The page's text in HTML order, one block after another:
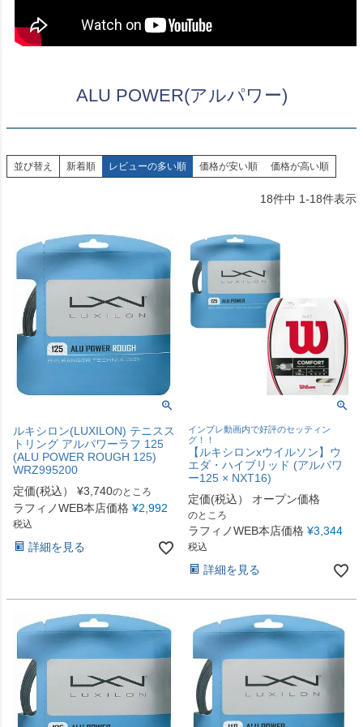
ALU POWER(アルパワー)
並び替え 新着順 レビューの多い順 価格が安い順 価格が高い順
18件中 1-18件表示
ルキシロン(LUXILON) テニスス
トリング アルパワーラフ 125
(ALU POWER ROUGH 125)
WRZ995200
定価(税込）
¥3,740のところ
ラフィノWEB本店価格 ¥2,992
税込
詳細を見る
インプレ動画内で好評のセッティン
グ！！
【ルキシロンxウイルソン】ウ
エダ・ハイブリッド (アルパワ
ー125 × NXT16)
定価(税込）
オープン価格
のところ
ラフィノWEB本店価格 ¥3,344
税込
詳細を見る